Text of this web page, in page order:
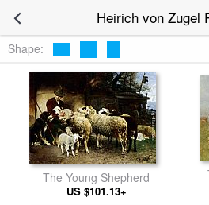
Heirich von Zugel
Shape:
The Young Shepherd
US $101.13+